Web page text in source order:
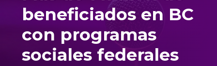
beneficiados en BC
con programas
sociales federales